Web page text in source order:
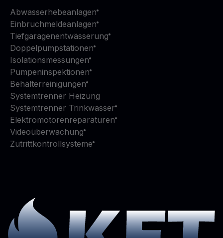
Abwasserhebeanlagen
Einbruchmeldeanlagen
Tiefgaragenentwässerung
Doppelpumpstationen
Isolationsmessungen
Pumpeninspektionen
Behälterreinigungen
Systemtrenner Heizung
Systemtrenner Trinkwasser
Elektromotorenreparaturen
Videoüberwachung
Zutrittkontrollsysteme